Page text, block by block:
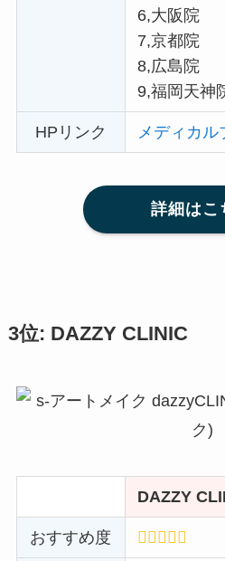
6,大阪院
7,京都院
8,広島院
9,福岡天神
HPリンク メディカル
詳細はこ
3位: DAZZY CLINIC
DAZZY
おすすめ度